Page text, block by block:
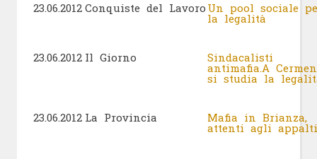
23.06.2012 Conquiste del Lavoro Un pool sociale
la legalità
23.06.2012 Il Giorno Sindacalisti
antimafia.A
si studia la
23.06.2012 La Provincia Mafia in Brianza,
attenti agli